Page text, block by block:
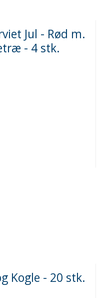
Jul - Rød m.
- 4 stk.
Kogle - 20 stk.